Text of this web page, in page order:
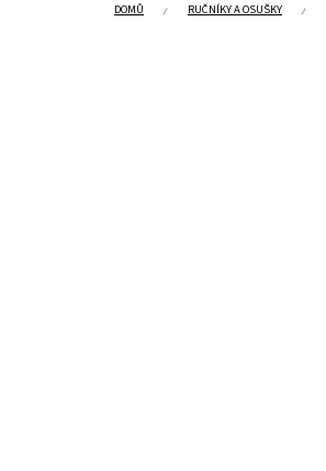
DOMŮ RUČNÍKY A OSUŠKY